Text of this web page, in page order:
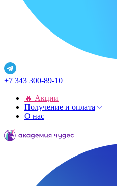
+7 343 300-89-10
🔥 Акции
Получение и оплата
О нас